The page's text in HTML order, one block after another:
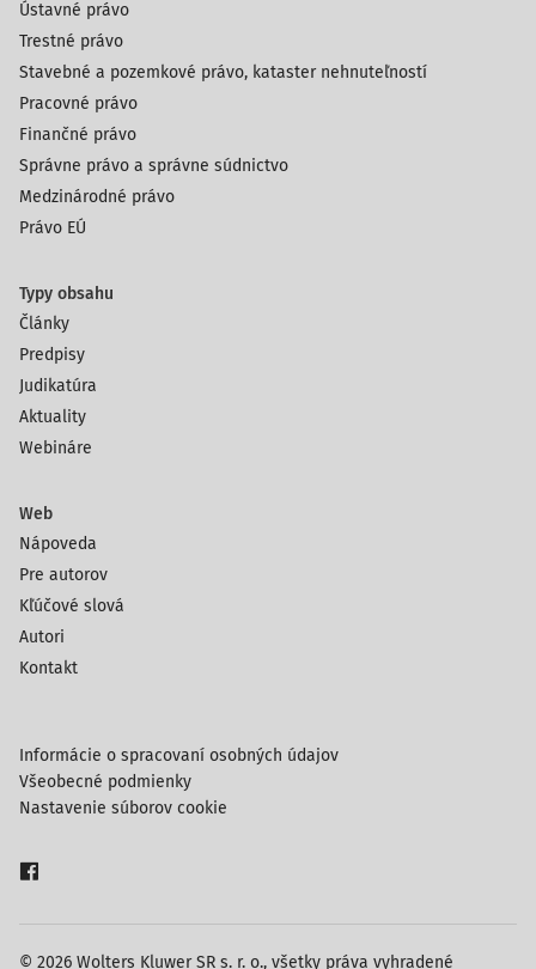
Ústavné právo
Trestné právo
Stavebné a pozemkové právo, kataster nehnuteľností
Pracovné právo
Finančné právo
Správne právo a správne súdnictvo
Medzinárodné právo
Právo EÚ
Typy obsahu
Články
Predpisy
Judikatúra
Aktuality
Webináre
Web
Nápoveda
Pre autorov
Kľúčové slová
Autori
Kontakt
© 2026 Wolters Kluwer SR s. r. o., všetky práva vyhradené
Informácie o spracovaní osobných údajov
Všeobecné podmienky
Nastavenie súborov cookie